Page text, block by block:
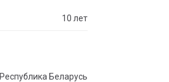
10 лет
Республика Беларусь